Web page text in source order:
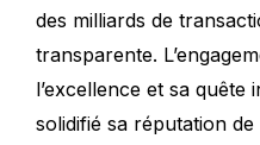
des milliards de
transparente.
l’excellence et sa quête
solidifié sa réputation